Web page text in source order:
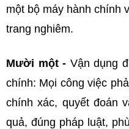
một bộ máy hành chính
trang nghiêm.
Mười một - Vận dụng
chính: Mọi công việc
chính xác, quyết đoán
quả, đúng pháp luật,